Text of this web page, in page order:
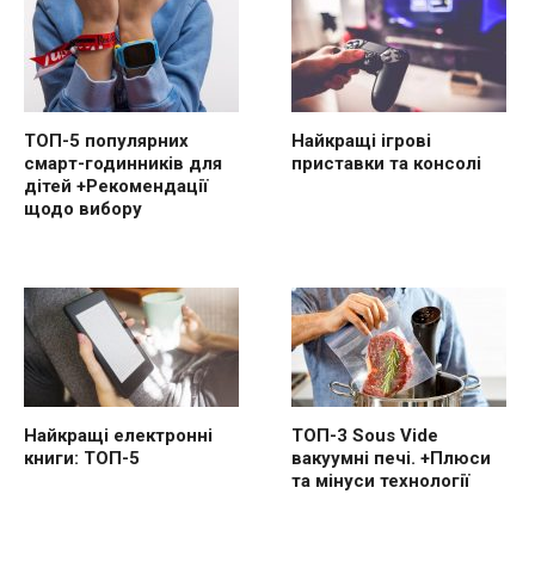
ТОП-5 популярних
смарт-годинників для
дітей +Рекомендації
щодо вибору
Найкращі ігрові
приставки та консолі
Найкращі електронні
книги: ТОП-5
ТОП-3 Sous Vide
вакуумні печі. +Плюси
та мінуси технології